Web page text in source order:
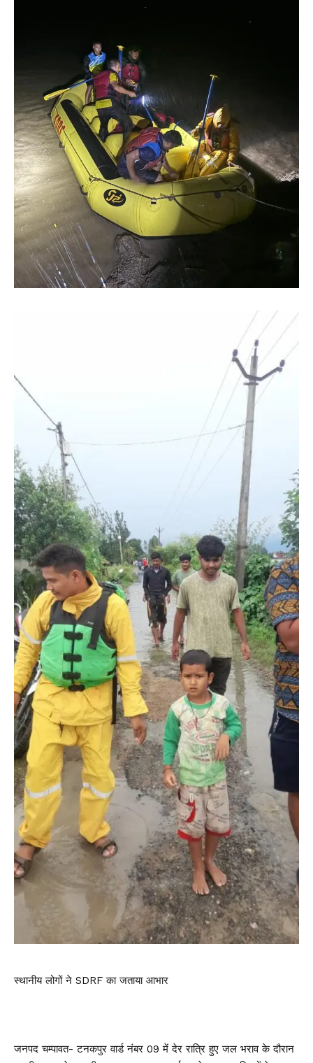
स्थानीय लोगों ने SDRF का जताया आभार
जनपद चम्पावत- टनकपुर वार्ड नंबर 09 में देर रात्रि हुए जल भराव के दौरान